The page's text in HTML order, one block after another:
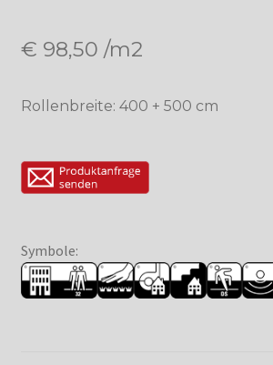
€ 98,50 /m2
Rollenbreite: 400 + 500 cm
Symbole: